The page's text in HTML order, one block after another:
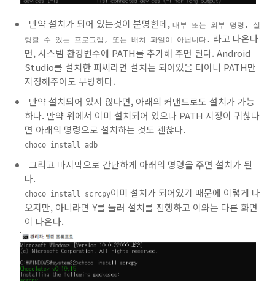
만약 설치가 되어 있는것이 분명한데, 내부 또는 외부 명령, 실
행할 수 있는 프로그램, 또는 배치 파일이 아닙니다. 라고 나온다
면, 시스템 환경변수에 PATH를 추가해 주면 된다. Android
Studio를 설치한 피씨라면 설치는 되어있을 터이니 PATH만
지정해주어도 무방하다.
만약 설치되어 있지 않다면, 아래의 커맨드로도 설치가 가능
하다. 만약 위에서 이미 설치되어 있으나 PATH 지정이 귀찮다
면 아래의 명령으로 설치하는 것도 괜찮다.
choco install adb
그리고 마지막으로 간단하게 아래의 명령을 주면 설치가 된
다.
choco install scrcpy이미 설치가 되어있기 때문에 이렇게 나
오지만, 아니라면 Y를 눌러 설치를 진행하고 이와는 다른 화면
이 나온다.